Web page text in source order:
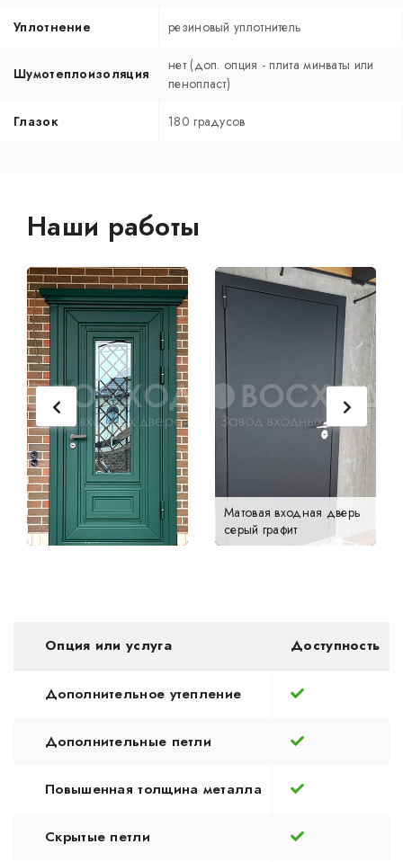
Уплотнение резиновый уплотнитель
Шумотеплоизоляция
нет (доп. опция - плита минваты или
пенопласт)
Глазок 180 градусов
Наши работы
Матовая входная дверь
серый графит
Опция или услуга Доступность
Дополнительное утепление
Дополнительные петли
Повышенная толщина металла
Скрытые петли